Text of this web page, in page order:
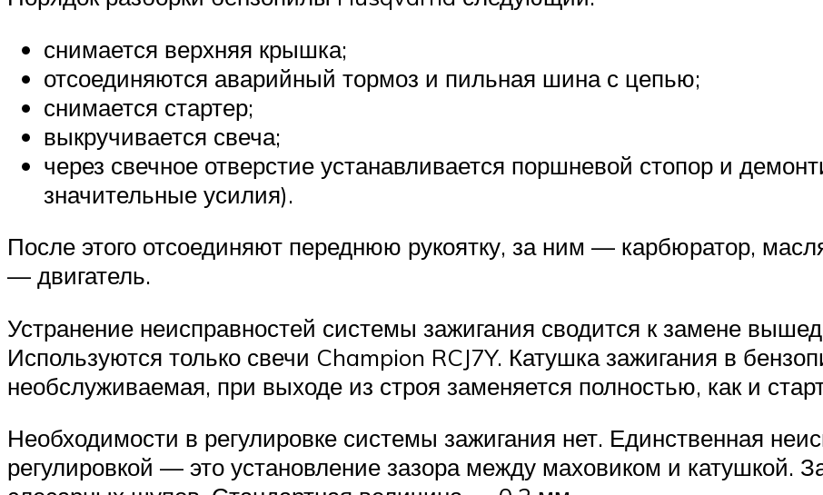
снимается верхняя крышка;
отсоединяются аварийный тормоз и пильная шина с цепью;
снимается стартер;
выкручивается свеча;
через свечное отверстие устанавливается поршневой стопор и
значительные усилия).
После этого отсоединяют переднюю рукоятку, за ним — карбюратор,
— двигатель.
Устранение неисправностей системы зажигания сводится к замене
Используются только свечи Champion RCJ7Y. Катушка зажигания в
необслуживаемая, при выходе из строя заменяется полностью, как и
Необходимости в регулировке системы зажигания нет. Единственная
регулировкой — это установление зазора между маховиком и катушкой.